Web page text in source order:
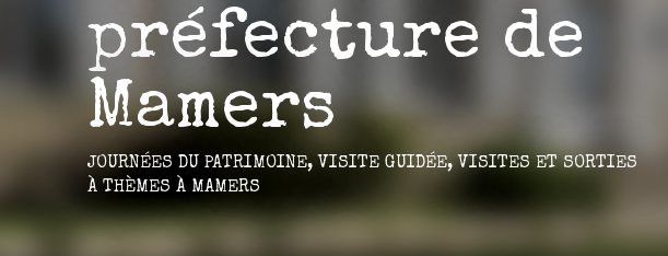
préfecture de
Mamers
JOURNÉES DU PATRIMOINE, VISITE GUIDÉE, VISITES ET SORTIES
À THÈMES À MAMERS